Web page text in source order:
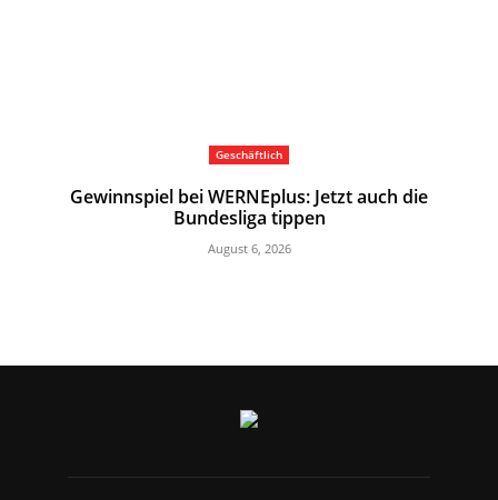
Geschäftlich
Gewinnspiel bei WERNEplus: Jetzt auch die
Bundesliga tippen
August 6, 2026